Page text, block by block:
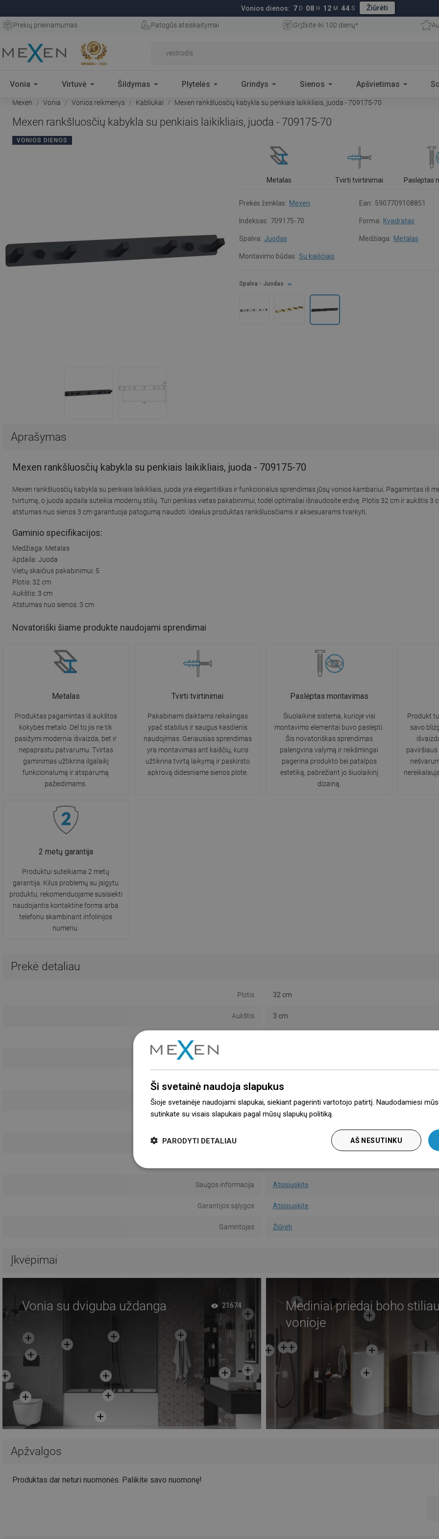
Vonios dienos: 7 D 08 H 12 M 43 S Žiūrėti
Prekių prieinamumas Patogūs atsiskaitymai Grįžkite iki 100 dienų*
Vonia Virtuvė Šildymas Plytelės Grindys Sienos Apšvietimas
Mexen Vonia Vonios reikmenys Kabliukai Mexen rankšluosčių kabykla su penkiais laikikliais, juoda - 709175-70
Mexen rankšluosčių kabykla su penkiais laikikliais, juoda - 709175-70
VONIOS DIENOS
Metalas Tvirti tvirtinimai Paslėptas
Prekės ženklas: Mexen Ean: 5907709108851
Indeksas: 709175-70 Forma: Kvadratas
Spalva: Juodas Medžiaga: Metalas
Montavimo būdas: Su kaiščiais
Spalva - Juodas
Aprašymas
Mexen rankšluosčių kabykla su penkiais laikikliais, juoda - 709175-70
Mexen rankšluosčių kabykla su penkiais laikikliais, juoda yra elegantiškas ir funkcionalus sprendimas jūsų vonios kambariui. Pagamintas iš
tvirtumą, o juoda apdaila suteikia modernų stilių. Turi penkias vietas pakabinimui, todėl optimaliai išnaudosite erdvę. Plotis 32 cm ir aukštis 3
atstumas nuo sienos 3 cm garantuoja patogumą naudoti. Idealus produktas rankšluosčiams ir aksesuarams tvarkyti.
Gaminio specifikacijos:
Medžiaga: Metalas
Apdaila: Juoda
Vietų skaičius pakabinimui: 5
Plotis: 32 cm
Aukštis: 3 cm
Atstumas nuo sienos: 3 cm
Novatoriški šiame produkte naudojami sprendimai
Metalas
Produktas pagamintas iš aukštos
kokybės metalo. Dėl to jis ne tik
pasižymi modernia išvaizda, bet ir
nepaprastu patvarumu. Tvirtas
gaminimas užtikrina ilgalaikį
funkcionalumą ir atsparumą
pažeidimams.
Tvirti tvirtinimai
Pakabinami daiktams reikalingas
ypač stabilus ir saugus kasdienis
naudojimas. Geriausias sprendimas
yra montavimas ant kaiščių, kuris
užtikrina tvirtą laikymą ir paskirsto
apkrovą didesniame sienos plote.
Paslėptas montavimas
Šiuolaikinė sistema, kurioje visi
montavimo elementai buvo paslėpti.
Šis novatoriškas sprendimas
palengvina valymą ir reikšmingai
pagerina produkto bei patalpos
estetiką, pabrėžiant jo šiuolaikinį
dizainą.
Produkt
savo
2 metų garantija
Produktui suteikiama 2 metų
garantija. Kilus problemų su įsigytu
produktu, rekomenduojame susisiekti
naudojantis kontaktine forma arba
telefonu skambinant infolinijos
numeriu.
Prekė detaliau
Plotis 32 cm
Aukštis 3 cm
Montavimo būdas Su kaiščiais
Atstumas nuo sienos
Saugos informacija Atsisiųskite
Garantijos sąlygos Atsisiųskite
Gamintojas Žiūrėti
Įkvėpimai
Vonia su dviguba uždanga 21674
Mediniai priedai boho
vonioje
Apžvalgos
Produktas dar neturi nuomonės. Palikite savo nuomonę!
Ši svetainė naudoja slapukus
Šioje svetainėje naudojami slapukai, siekiant pagerinti vartotojo patirtį. Naudodamiesi
sutinkate su visais slapukais pagal mūsų slapukų politiką.
AŠ NESUTINKU
PARODYTI DETALIAU